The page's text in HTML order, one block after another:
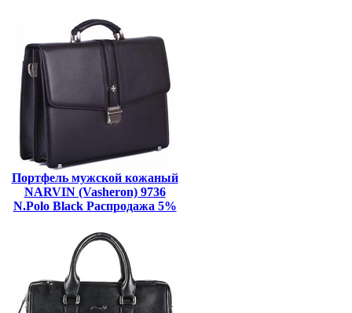
Портфель мужской кожаный
NARVIN (Vasheron) 9736
N.Polo Black Распродажа 5%